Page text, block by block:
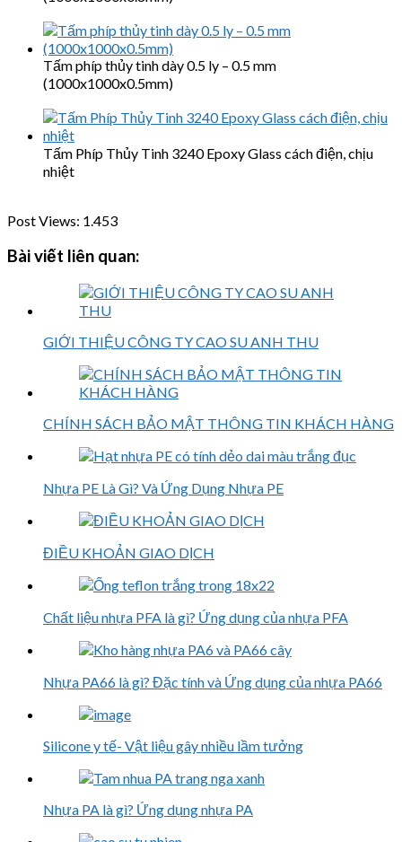
Tấm phíp thủy tinh dày 0.5 ly – 0.5 mm
(1000x1000x0.5mm)
Tấm Phíp Thủy Tinh 3240 Epoxy Glass cách điện, chịu
nhiệt
Post Views: 1.453
Bài viết liên quan:
GIỚI THIỆU CÔNG TY CAO SU ANH THU
CHÍNH SÁCH BẢO MẬT THÔNG TIN KHÁCH HÀNG
Nhựa PE Là Gì? Và Ứng Dụng Nhựa PE
ĐIỀU KHOẢN GIAO DỊCH
Chất liệu nhựa PFA là gì? Ứng dụng của nhựa PFA
Nhựa PA66 là gì? Đặc tính và Ứng dụng của nhựa PA66
Silicone y tế- Vật liệu gây nhiều lầm tưởng
Nhựa PA là gì? Ứng dụng nhựa PA